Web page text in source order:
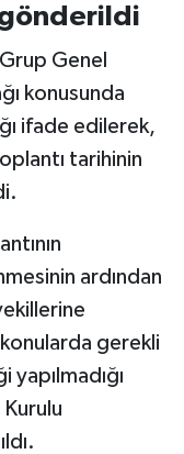
Genel
konusunda
ifade edilerek,
tarihinin
ardından
konularda gerekli